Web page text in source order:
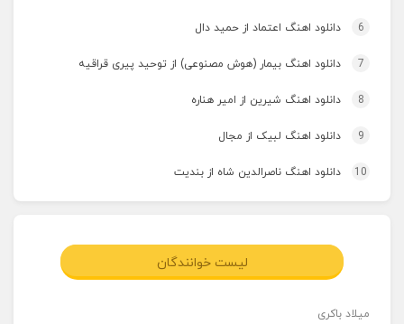
6 دانلود اهنگ اعتماد از حمید دال
7 دانلود اهنگ بیمار (هوش مصنوعی) از توحید پیری قراقیه
8 دانلود اهنگ شیرین از امیر هناره
9 دانلود اهنگ لبیک از مجال
10 دانلود اهنگ ناصرالدین شاه از بندیت
لیست خوانندگان
میلاد باکری